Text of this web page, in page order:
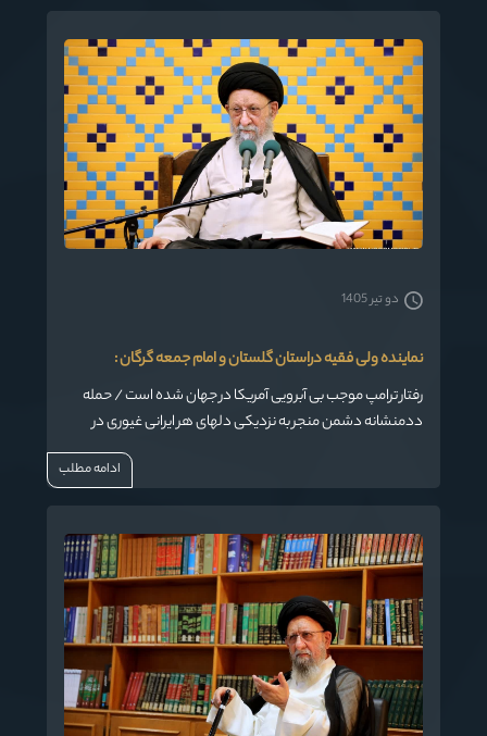
نماینده ولی فقیه دراستان گلستان و امام جمعه گرگان :
رفتار ترامپ موجب بی آبرویی آمریکا در جهان شده است / حمله
ددمنشانه دشمن منجر به نزدیکی دلهای هر ایرانی غیوری در
دو تیر 1405
ادامه مطلب